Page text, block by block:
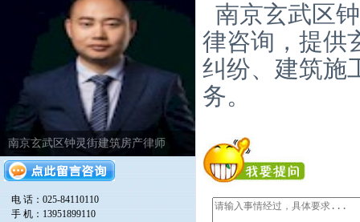
南京玄武区钟灵街建筑房产律师
电 话：025-84110110
手 机：13951899110
南京玄武区
律咨询，提供
纠纷、建筑施
务。